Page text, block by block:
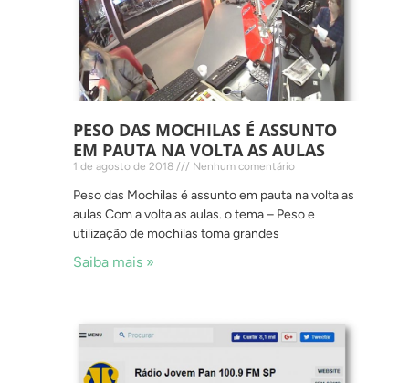
PESO DAS MOCHILAS É ASSUNTO
EM PAUTA NA VOLTA AS AULAS
1 de agosto de 2018 Nenhum comentário
Peso das Mochilas é assunto em pauta na volta as
aulas Com a volta as aulas. o tema – Peso e
utilização de mochilas toma grandes
Saiba mais »